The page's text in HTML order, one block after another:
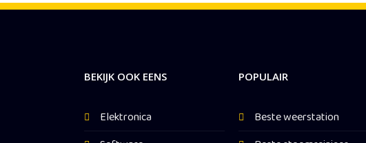
BEKIJK OOK EENS
Elektronica
POPULAIR
Beste weerstation